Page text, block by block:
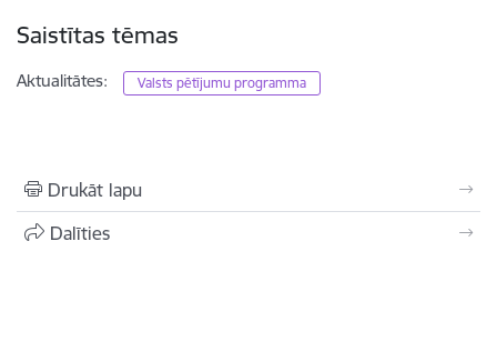
Saistītas tēmas
Aktualitātes: Valsts pētījumu programma
Drukāt lapu
Dalīties